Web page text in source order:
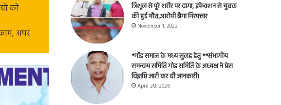
संचालित
को
अपर
बैगा ने बीमार युवक को गर्म नांगर पट्टी और
त्रिशूल से पूरे शरीर पर दागा, इंफेक्शन से युवक
की हुई मौत,आरोपी बैगा गिरफ्तार
*गोंड समाज के मध्य सुलह हेतु **संभागीय
समन्वय समिति गोड समिति के अध्यक्ष ने प्रेस
विज्ञप्ति जारी कर दी जानकारी।